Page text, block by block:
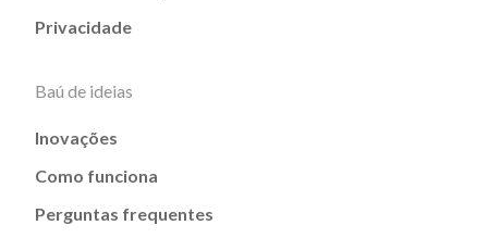
Privacidade
Baú de ideias
Inovações
Como funciona
Perguntas frequentes